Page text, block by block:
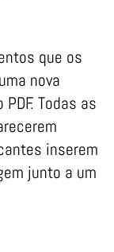
que os
nova
Todas as
inserem
junto a um